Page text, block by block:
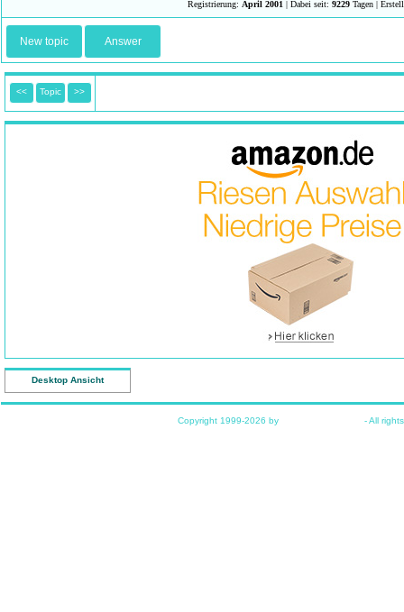
Registrierung: April 2001 | Dabei seit: 9229 Tagen |
New topic Answer
<< Topic >>
Desktop Ansicht
Copyright 1999-2026 by - All